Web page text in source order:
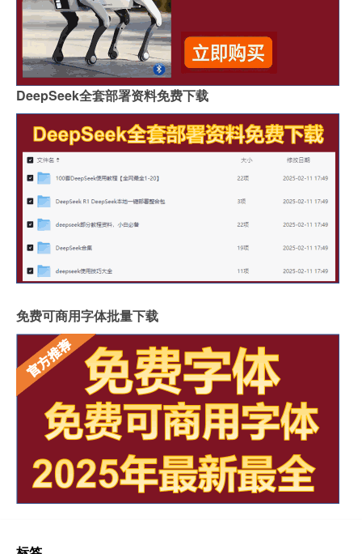
DeepSeek全套部署资料免费下载
免费可商用字体批量下载